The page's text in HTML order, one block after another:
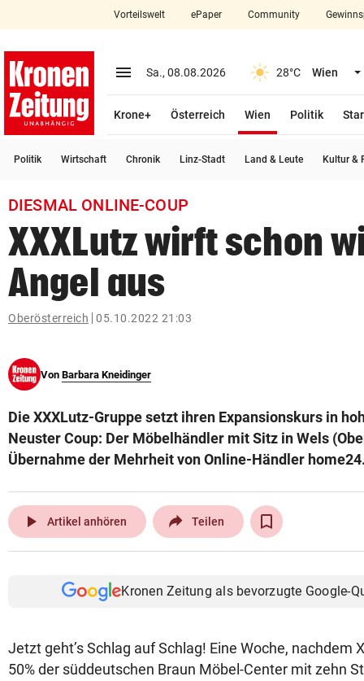
closeSchließen
account_circle Anmelden
arrow_right
bookmark
search
Suchbegriff
eingeben
© Krone Multimedia GmbH & Co KG 2026
Vorteilswelt ePaper Community
menu Menü aufklappen
Sa., 08.08.2026 28°C Wien
Krone+ Österreich Wien
Politik
Politik Wirtschaft Chronik Linz-Stadt Land & Leute Kultur &
DIESMAL ONLINE-COUP
XXXLutz wirft schon
Angel aus
Oberösterreich 05.10.2022 21:03
Von Barbara Kneidinger
Die XXXLutz-Gruppe setzt ihren Expansionskurs in
Neuster Coup: Der Möbelhändler mit Sitz in Wels
Übernahme der Mehrheit von Online-Händler home24.
play_arrow Artikel anhören Teilen
Kronen Zeitung als bevorzugte Google-
Jetzt geht’s Schlag auf Schlag! Eine Woche, nachdem
50% der süddeutschen Braun Möbel-Center mit zehn